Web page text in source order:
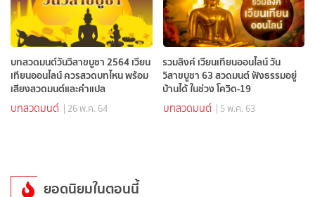
บทสวดมนต์วันวิสาขบูชา 2564 เวียน
เทียนออนไลน์ ควรสวดบทไหน พร้อม
เสียงสวดมนต์และคำแปล
บทสวดมนต์ | 26 พ.ค. 64
รวมลิงค์ เวียนเทียนออนไลน์ วัน
วิสาขบูชา 63 สวดมนต์ ฟังธรรมอยู่
บ้านได้ ในช่วง โควิด-19
บทสวดมนต์ | 5 พ.ค. 63
ยอดนิยมในตอนนี้